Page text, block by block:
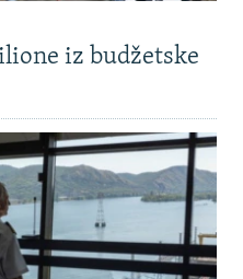
iz budžetske